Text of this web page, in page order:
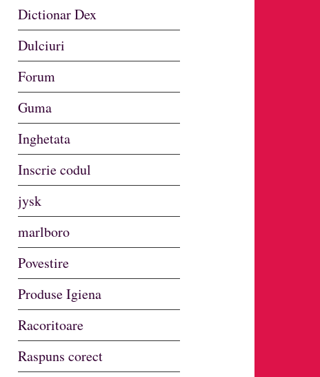
Dictionar Dex
Dulciuri
Forum
Guma
Inghetata
Inscrie codul
jysk
marlboro
Povestire
Produse Igiena
Racoritoare
Raspuns corect